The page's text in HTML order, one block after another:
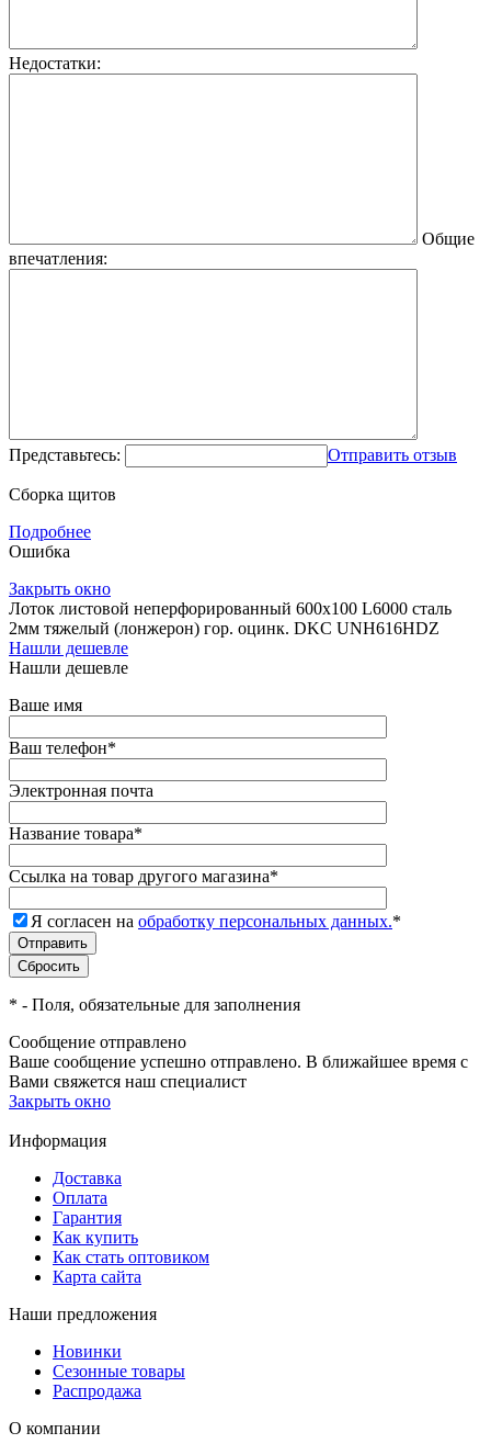
Недостатки:
Общие
впечатления:
Представьтесь: Отправить отзыв
Сборка щитов
Подробнее
Ошибка
Закрыть окно
Лоток листовой неперфорированный 600х100 L6000 сталь
2мм тяжелый (лонжерон) гор. оцинк. DKC UNH616HDZ
Нашли дешевле
Нашли дешевле
Ваше имя
Ваш телефон*
Электронная почта
Название товара*
Ссылка на товар другого магазина*
Я согласен на обработку персональных данных.*
* - Поля, обязательные для заполнения
Сообщение отправлено
Ваше сообщение успешно отправлено. В ближайшее время с
Вами свяжется наш специалист
Закрыть окно
Информация
Доставка
Оплата
Гарантия
Как купить
Как стать оптовиком
Карта сайта
Наши предложения
Новинки
Сезонные товары
Распродажа
О компании